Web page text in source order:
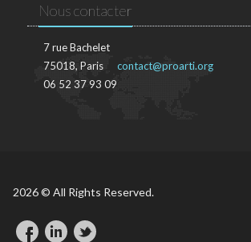
Nous contacter
7 rue Bachelet
75018, Paris
06 52 37 93 09
contact@proarti.org
2026 © All Rights Reserved.